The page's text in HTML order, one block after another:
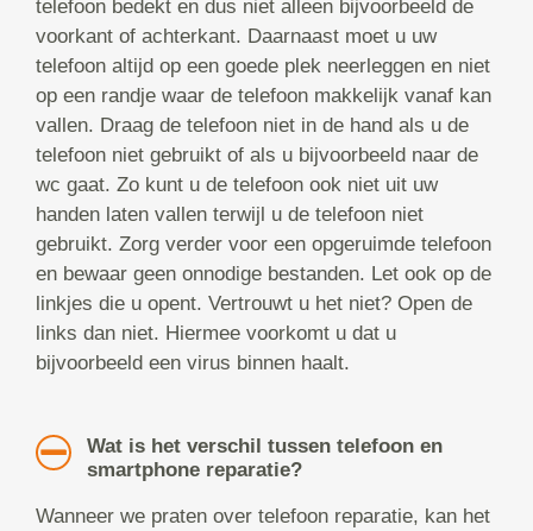
telefoon bedekt en dus niet alleen bijvoorbeeld de
voorkant of achterkant. Daarnaast moet u uw
telefoon altijd op een goede plek neerleggen en niet
op een randje waar de telefoon makkelijk vanaf kan
vallen. Draag de telefoon niet in de hand als u de
telefoon niet gebruikt of als u bijvoorbeeld naar de
wc gaat. Zo kunt u de telefoon ook niet uit uw
handen laten vallen terwijl u de telefoon niet
gebruikt. Zorg verder voor een opgeruimde telefoon
en bewaar geen onnodige bestanden. Let ook op de
linkjes die u opent. Vertrouwt u het niet? Open de
links dan niet. Hiermee voorkomt u dat u
bijvoorbeeld een virus binnen haalt.
Wat is het verschil tussen telefoon en
smartphone reparatie?
Wanneer we praten over telefoon reparatie, kan het